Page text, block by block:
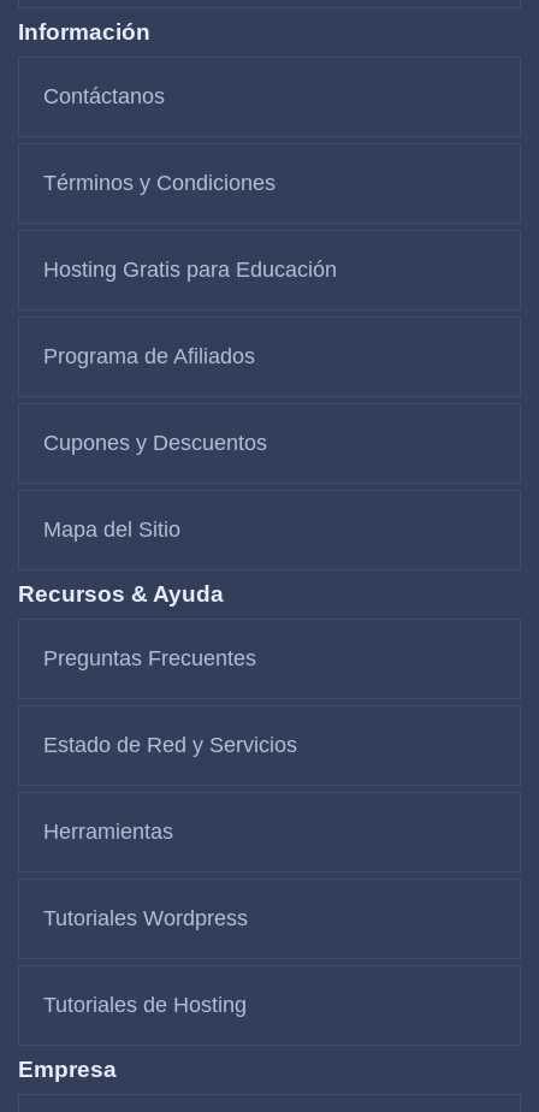
Información
Contáctanos
Términos y Condiciones
Hosting Gratis para Educación
Programa de Afiliados
Cupones y Descuentos
Mapa del Sitio
Recursos & Ayuda
Preguntas Frecuentes
Estado de Red y Servicios
Herramientas
Tutoriales Wordpress
Tutoriales de Hosting
Empresa